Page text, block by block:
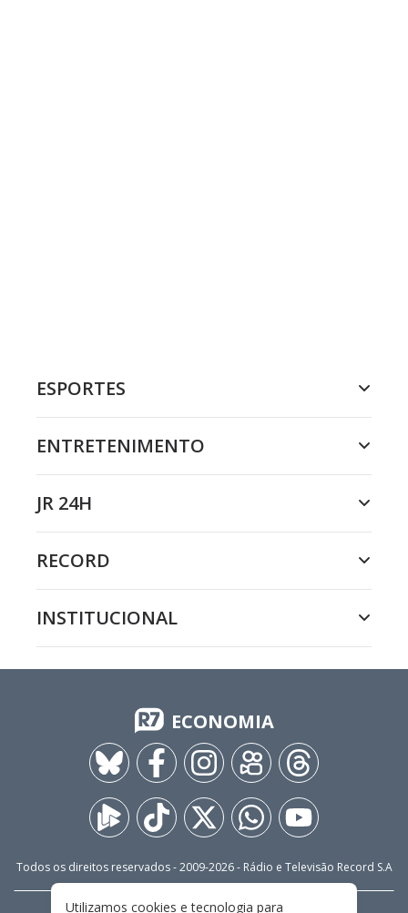
ESPORTES
ENTRETENIMENTO
JR 24H
RECORD
INSTITUCIONAL
ECONOMIA
Todos os direitos reservados - 2009-2026- Rádio e Televisão Record S.A
Utilizamos cookies e tecnologia para